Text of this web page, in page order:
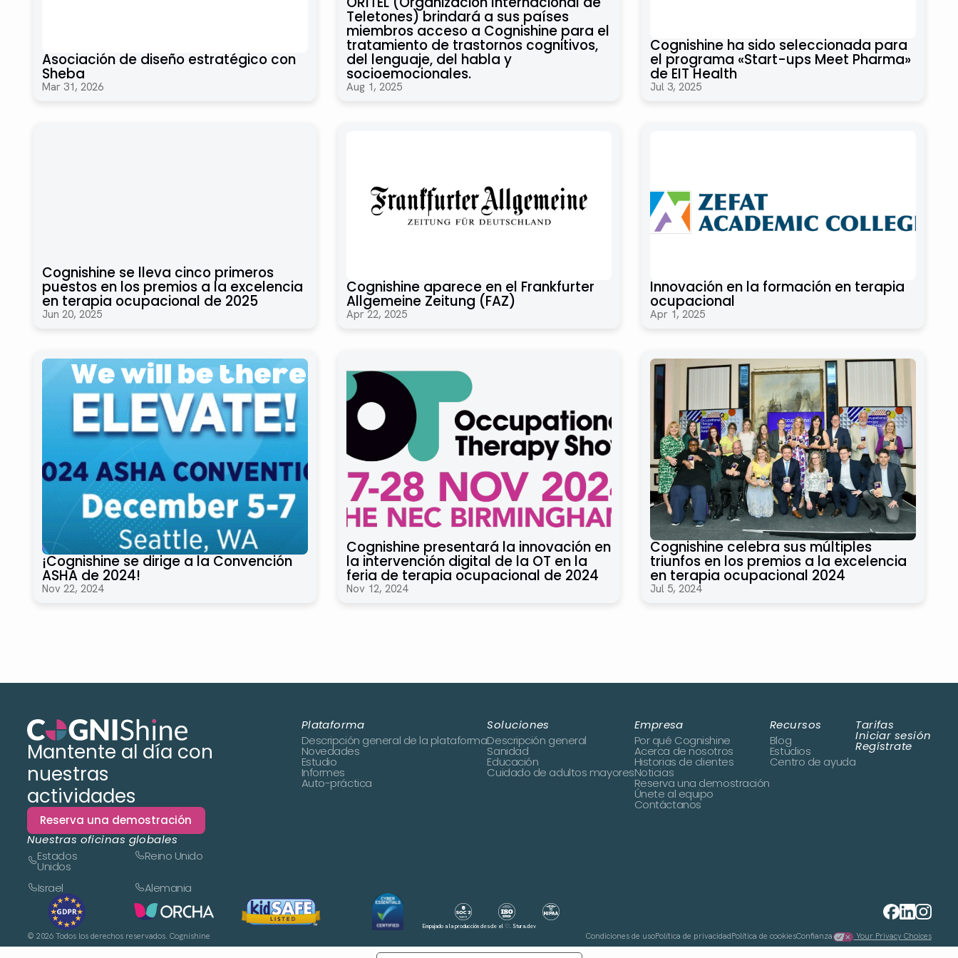
Asociación de diseño estratégico con
Sheba
Mar 31, 2026
Teletones) brindará a sus países
miembros acceso a Cognishine para el
tratamiento de trastornos cognitivos,
del lenguaje, del habla y
socioemocionales.
Aug 1, 2025
Cognishine ha sido seleccionada para
el programa «Start-ups Meet Pharma»
de EIT Health
Jul 3, 2025
Cognishine se lleva cinco primeros
puestos en los premios a la excelencia
en terapia ocupacional de 2025
Jun 20, 2025
Cognishine aparece en el Frankfurter
Allgemeine Zeitung (FAZ)
Apr 22, 2025
Innovación en la formación en terapia
ocupacional
Apr 1, 2025
¡Cognishine se dirige a la Convención
ASHA de 2024!
Nov 22, 2024
Cognishine presentará la innovación en
la intervención digital de la OT en la
feria de terapia ocupacional de 2024
Nov 12, 2024
Cognishine celebra sus múltiples
triunfos en los premios a la excelencia
en terapia ocupacional 2024
Jul 5, 2024
Mantente al día con
nuestras
actividades
Reserva una demostración
Nuestras oficinas globales
Estados
Unidos
Reino Unido
Israel Alemania
Plataforma
Descripción general de la plataforma
Novedades
Estudio
Informes
Auto-práctica
Soluciones
Descripción general
Sanidad
Educación
Cuidado de adultos mayores
Empresa
Por qué Cognishine
Acerca de nosotros
Historias de clientes
Noticias
Reserva una demostración
Únete al equipo
Contáctanos
Recursos
Blog
Estudios
Centro de ayuda
Tarifas
Iniciar sesión
Regístrate
© 2026Todos los derechos reservados. Cognishine Condiciones de usoPolítica de privacidadPolítica de cookiesConfianza Your Privacy Choices
Empujado a la producción desde el ♡. Stura.dev